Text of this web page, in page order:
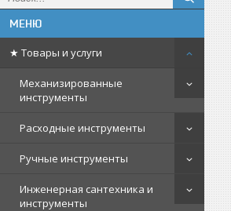
★ Товары и услуги
Механизированные
инструменты
Расходные инструменты
Ручные инструменты
Инженерная сантехника и
инструменты